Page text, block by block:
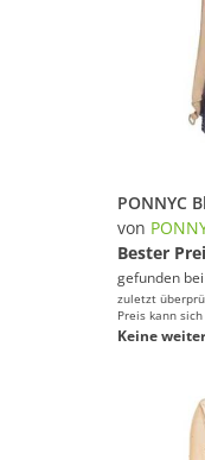
von
Bester
gefunden bei
zuletzt
Preis kann
Keine